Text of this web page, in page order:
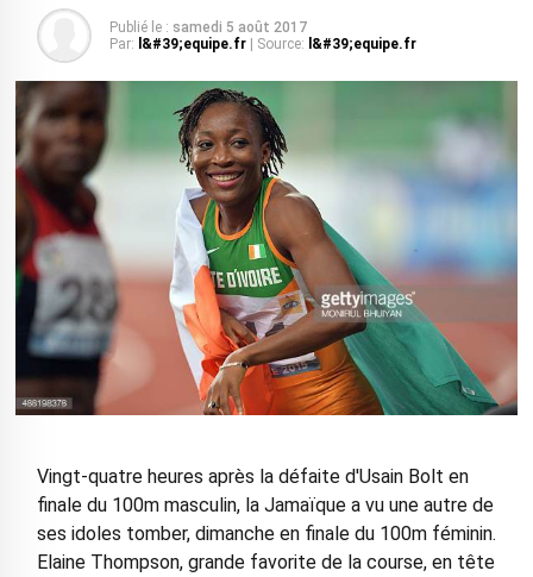
Publié le : samedi 5 août 2017
Par: l&#39;equipe.fr | Source: l&#39;equipe.fr
Vingt-quatre heures après la défaite d'Usain Bolt en
finale du 100m masculin, la Jamaïque a vu une autre de
ses idoles tomber, dimanche en finale du 100m féminin.
Elaine Thompson, grande favorite de la course, en tête